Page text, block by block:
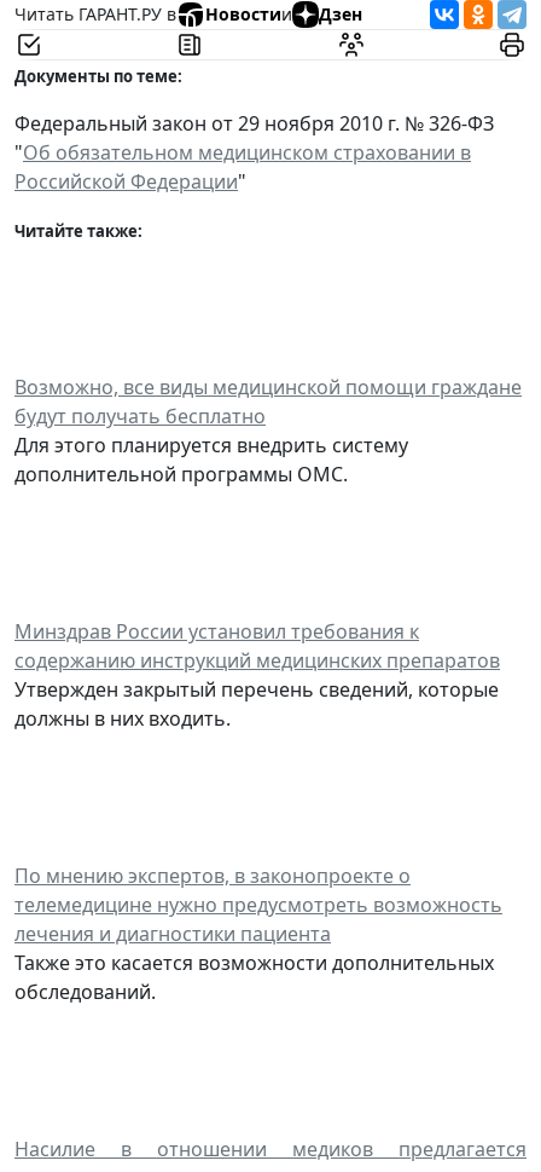
Читать ГАРАНТ.РУ в
Новостии Дзен
Документы по теме:
Федеральный закон от 29 ноября 2010 г. № 326-ФЗ
"Об обязательном медицинском страховании в
Российской Федерации"
Читайте также:
Возможно, все виды медицинской помощи граждане
будут получать бесплатно
Для этого планируется внедрить систему
дополнительной программы ОМС.
Минздрав России установил требования к
содержанию инструкций медицинских препаратов
Утвержден закрытый перечень сведений, которые
должны в них входить.
По мнению экспертов, в законопроекте о
телемедицине нужно предусмотреть возможность
лечения и диагностики пациента
Также это касается возможности дополнительных
обследований.
Насилие в отношении медиков предлагается